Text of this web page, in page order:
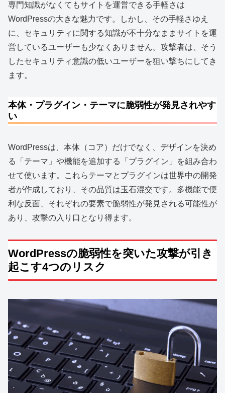
専門知識がなくてもサイトを運営できる手軽さは
WordPressの大きな魅力です。しかし、その手軽さゆえ
に、セキュリティに関する知識が不十分なままサイトを運
営しているユーザーも少なくありません。攻撃者は、そう
したセキュリティ意識の低いユーザーを狙い撃ちにしてき
ます。
本体・プラグイン・テーマに脆弱性が発見されやす
い
WordPressは、本体（コア）だけでなく、デザインを決め
る「テーマ」や機能を追加する「プラグイン」を組み合わ
せて使います。これらテーマとプラグインは世界中の開発
者が作成しており、その品質は玉石混交です。多機能で便
利な反面、それぞれの要素で脆弱性が発見される可能性が
あり、攻撃の入り口となり得ます。
WordPressの脆弱性を突いた攻撃が引き
起こす4つのリスク